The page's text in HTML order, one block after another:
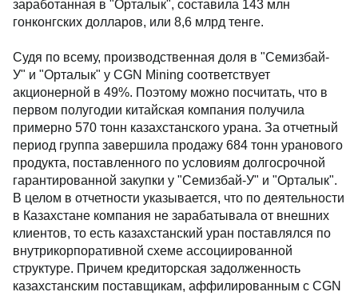
заработанная в "Орталык", составила 143 млн
гонконгских долларов, или 8,6 млрд тенге.
Судя по всему, производственная доля в "Семизбай-
У" и "Орталык" у CGN Mining соответствует
акционерной в 49%. Поэтому можно посчитать, что в
первом полугодии китайская компания получила
примерно 570 тонн казахстанского урана. За отчетный
период группа завершила продажу 684 тонн уранового
продукта, поставленного по условиям долгосрочной
гарантированной закупки у "Семизбай-У" и "Орталык".
В целом в отчетности указывается, что по деятельности
в Казахстане компания не зарабатывала от внешних
клиентов, то есть казахстанский уран поставлялся по
внутрикорпоративной схеме ассоциированной
структуре. Причем кредиторская задолженность
казахстанским поставщикам, аффилированным с CGN